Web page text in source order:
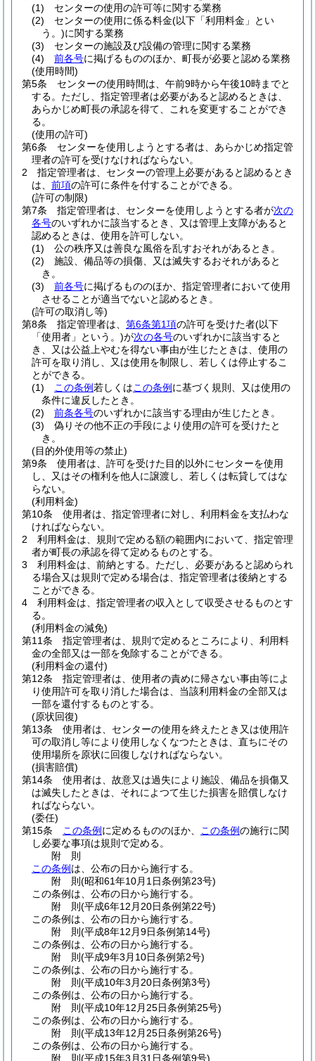
(1)
センターの使用の許可等に関する業務
(2)
センターの使用に係る料金(以下「利用料金」とい
う。)に関する業務
(3)
センターの施設及び設備の管理に関する業務
(4)
前各号に掲げるもののほか、町長が必要と認める業務
(使用時間)
第5条
センターの使用時間は、午前9時から午後10時までと
する。 ただし、指定管理者は必要があると認めるときは、
あらかじめ町長の承認を得て、これを変更することができ
る。
(使用の許可)
第6条
センターを使用しようとする者は、あらかじめ指定管
理者の許可を受けなければならない。
2
指定管理者は、センターの管理上必要があると認めるとき
は、 前項の許可に条件を付することができる。
(許可の制限)
第7条
指定管理者は、センターを使用しようとする者が次の
各号のいずれかに該当するとき、又は管理上支障があると
認めるときは、使用を許可しない。
(1)
公の秩序又は善良な風俗を乱すおそれがあるとき。
(2)
施設、備品等の損傷、又は滅失するおそれがあると
き。
(3)
前各号に掲げるもののほか、指定管理者において使用
させることが適当でないと認めるとき。
(許可の取消し等)
第8条
指定管理者は、 第6条第1項の許可を受けた者(以下
「使用者」という。)が次の各号のいずれかに該当すると
き、又は公益上やむを得ない事由が生じたときは、使用の
許可を取り消し、又は使用を制限し、若しくは停止するこ
とができる。
(1)
この条例若しくはこの条例 に基づく規則、又は使用の
条件に違反したとき。
(2)
前条各号のいずれかに該当する理由が生じたとき。
(3)
偽りその他不正の手段により使用の許可を受けたと
き。
(目的外使用等の禁止)
第9条
使用者は、許可を受けた目的以外にセンターを使用
し、又はその権利を他人に譲渡し、若しくは転貸してはな
らない。
(利用料金)
第10条
使用者は、指定管理者に対し、利用料金を支払わな
ければならない。
2
利用料金は、規則で定める額の範囲内において、指定管理
者が町長の承認を得て定めるものとする。
3
利用料金は、前納とする。 ただし、必要があると認められ
る場合又は規則で定める場合は、指定管理者は後納とする
ことができる。
4
利用料金は、指定管理者の収入として収受させるものとす
る。
(利用料金の減免)
第11条
指定管理者は、規則で定めるところにより、利用料
金の全部又は一部を免除することができる。
(利用料金の還付)
第12条
指定管理者は、使用者の責めに帰さない事由等によ
り使用許可を取り消した場合は、当該利用料金の全部又は
一部を還付するものとする。
(原状回復)
第13条
使用者は、センターの使用を終えたとき又は使用許
可の取消し等により使用しなくなつたときは、直ちにその
使用場所を原状に回復しなければならない。
(損害賠償)
第14条
使用者は、故意又は過失により施設、備品を損傷又
は滅失したときは、それによつて生じた損害を賠償しなけ
ればならない。
(委任)
第15条
この条例 に定めるもののほか、 この条例の施行に関
し必要な事項は規則で定める。
附 則
この条例 は、公布の日から施行する。
附 則(昭和61年10月1日条例第23号)
この条例は、公布の日から施行する。
附 則(平成6年12月20日条例第22号)
この条例は、公布の日から施行する。
附 則(平成8年12月9日条例第14号)
この条例は、公布の日から施行する。
附 則(平成9年3月10日条例第2号)
この条例は、公布の日から施行する。
附 則(平成10年3月20日条例第3号)
この条例は、公布の日から施行する。
附 則(平成10年12月25日条例第25号)
この条例は、公布の日から施行する。
附 則(平成13年12月25日条例第26号)
この条例は、公布の日から施行する。
附 則(平成15年3月31日条例第9号)